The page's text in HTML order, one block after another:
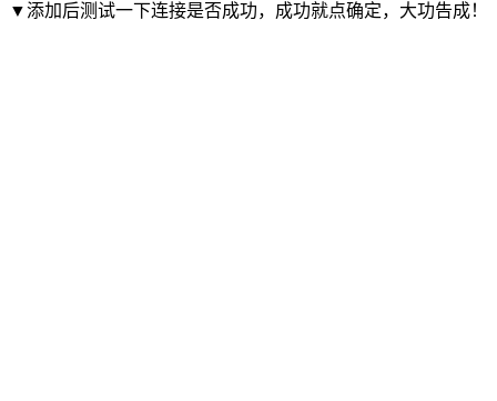
▼添加后测试一下连接是否成功，成功就点确定，大功告成！